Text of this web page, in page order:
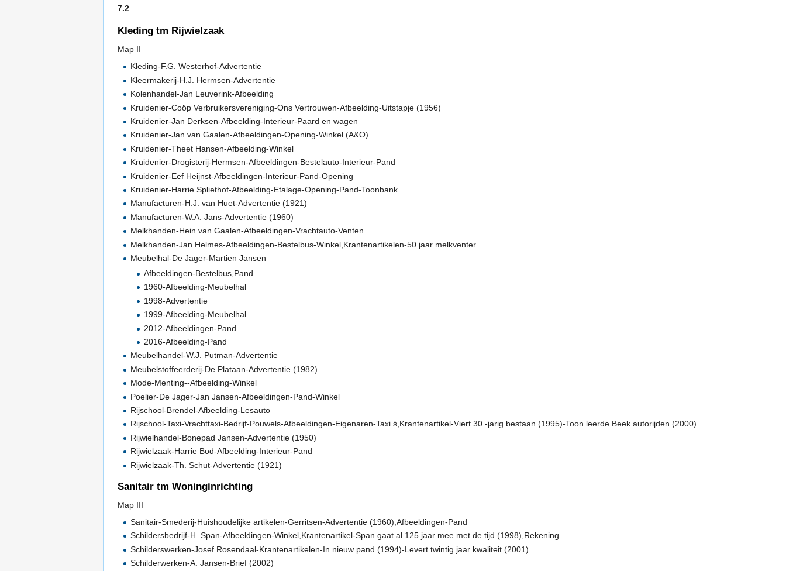
7.2
Kleding tm Rijwielzaak
Map II
Kleding-F.G. Westerhof-Advertentie
Kleermakerij-H.J. Hermsen-Advertentie
Kolenhandel-Jan Leuverink-Afbeelding
Kruidenier-Coöp Verbruikersvereniging-Ons Vertrouwen-Afbeelding-Uitstapje (1956)
Kruidenier-Jan Derksen-Afbeelding-Interieur-Paard en wagen
Kruidenier-Jan van Gaalen-Afbeeldingen-Opening-Winkel (A&O)
Kruidenier-Theet Hansen-Afbeelding-Winkel
Kruidenier-Drogisterij-Hermsen-Afbeeldingen-Bestelauto-Interieur-Pand
Kruidenier-Eef Heijnst-Afbeeldingen-Interieur-Pand-Opening
Kruidenier-Harrie Spliethof-Afbeelding-Etalage-Opening-Pand-Toonbank
Manufacturen-H.J. van Huet-Advertentie (1921)
Manufacturen-W.A. Jans-Advertentie (1960)
Melkhanden-Hein van Gaalen-Afbeeldingen-Vrachtauto-Venten
Melkhanden-Jan Helmes-Afbeeldingen-Bestelbus-Winkel,Krantenartikelen-50 jaar melkventer
Meubelhal-De Jager-Martien Jansen
Afbeeldingen-Bestelbus,Pand
1960-Afbeelding-Meubelhal
1998-Advertentie
1999-Afbeelding-Meubelhal
2012-Afbeeldingen-Pand
2016-Afbeelding-Pand
Meubelhandel-W.J. Putman-Advertentie
Meubelstoffeerderij-De Plataan-Advertentie (1982)
Mode-Menting--Afbeelding-Winkel
Poelier-De Jager-Jan Jansen-Afbeeldingen-Pand-Winkel
Rijschool-Brendel-Afbeelding-Lesauto
Rijschool-Taxi-Vrachttaxi-Bedrijf-Pouwels-Afbeeldingen-Eigenaren-Taxi ś,Krantenartikel-Viert 30 -jarig bestaan (1995)-Toon leerde Beek autorijden (2000)
Rijwielhandel-Bonepad Jansen-Advertentie (1950)
Rijwielzaak-Harrie Bod-Afbeelding-Interieur-Pand
Rijwielzaak-Th. Schut-Advertentie (1921)
Sanitair tm Woninginrichting
Map III
Sanitair-Smederij-Huishoudelijke artikelen-Gerritsen-Advertentie (1960),Afbeeldingen-Pand
Schildersbedrijf-H. Span-Afbeeldingen-Winkel,Krantenartikel-Span gaat al 125 jaar mee met de tijd (1998),Rekening
Schilderswerken-Josef Rosendaal-Krantenartikelen-In nieuw pand (1994)-Levert twintig jaar kwaliteit (2001)
Schilderwerken-A. Jansen-Brief (2002)